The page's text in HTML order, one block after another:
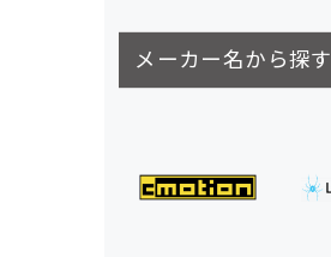
メーカー名から探す